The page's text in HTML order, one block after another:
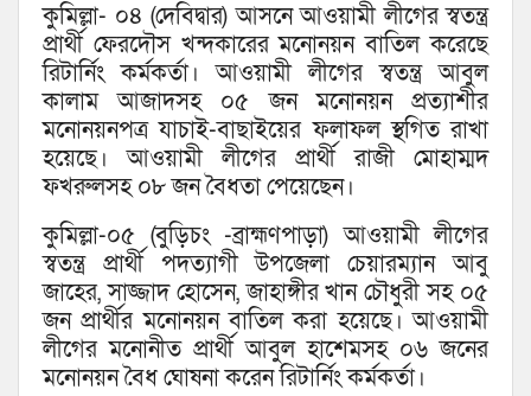
কুমিল্লা- ০৪ (দেবিদ্বার) আসনে আওয়ামী লীগের স্বতন্ত্র
প্রার্থী ফেরদৌস খন্দকারের মনোনয়ন বাতিল করেছে
রিটার্নিং কর্মকর্তা। আওয়ামী লীগের স্বতন্ত্র আবুল
কালাম আজাদসহ ০৫ জন মনোনয়ন প্রত্যাশীর
মনোনয়নপত্র যাচাই-বাছাইয়ের ফলাফল স্থগিত রাখা
হয়েছে। আওয়ামী লীগের প্রার্থী রাজী মোহাম্মদ
ফখরুলসহ ০৮ জন বৈধতা পেয়েছেন।
কুমিল্লা-০৫ (বুড়িচং -ব্রাহ্মণপাড়া) আওয়ামী লীগের
স্বতন্ত্র প্রার্থী পদত্যাগী উপজেলা চেয়ারম্যান আবু
জাহের, সাজ্জাদ হোসেন, জাহাঙ্গীর খান চৌধুরী সহ ০৫
জন প্রার্থীর মনোনয়ন বাতিল করা হয়েছে। আওয়ামী
লীগের মনোনীত প্রার্থী আবুল হাশেমসহ ০৬ জনের
মনোনয়ন বৈধ ঘোষনা করেন রিটার্নিং কর্মকর্তা।